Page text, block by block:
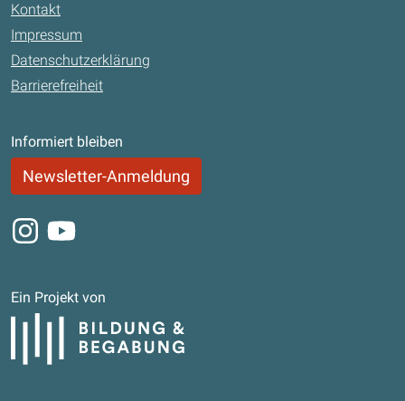
Kontakt
Impressum
Datenschutzerklärung
Barrierefreiheit
Informiert bleiben
Newsletter-Anmeldung
Instagram
Youtube
Ein Projekt von
Bildung und Begabung